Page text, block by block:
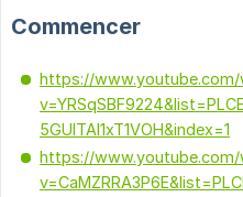
Commencer
https://www.youtube.com/
5GUITAl1xT1VOH&index=1
https://www.youtube.com/